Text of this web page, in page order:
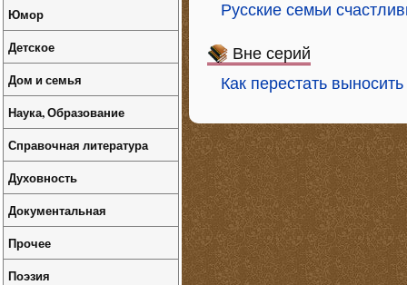
Русские семьи
Вне серий
Как перестать
Юмор
Детское
Дом и семья
Наука, Образование
Справочная литература
Духовность
Документальная
Прочее
Поэзия